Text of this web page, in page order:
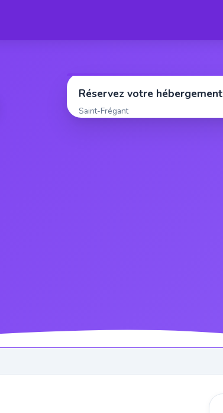
Réservez votre hébergement
Saint-Frégant